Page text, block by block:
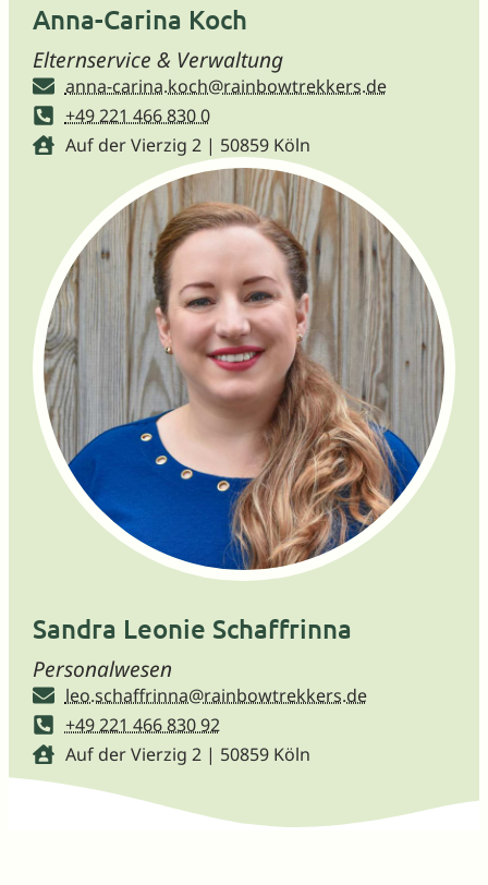
Anna-Carina Koch
Elternservice & Verwaltung
anna-carina.koch@rainbowtrekkers.de
+49 221 466 830 0
Auf der Vierzig 2 | 50859 Köln
Sandra Leonie Schaffrinna
Personalwesen
leo.schaffrinna@rainbowtrekkers.de
+49 221 466 830 92
Auf der Vierzig 2 | 50859 Köln